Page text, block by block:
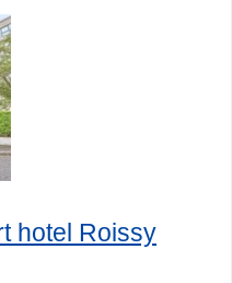
hotel Roissy